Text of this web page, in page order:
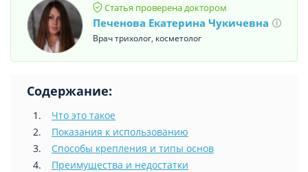
Статья проверена доктором
Печенова Екатерина Чукичевна
Врач трихолог, косметолог
Содержание:
Что это такое
Показания к использованию
Способы крепления и типы основ
Преимущества и недостатки